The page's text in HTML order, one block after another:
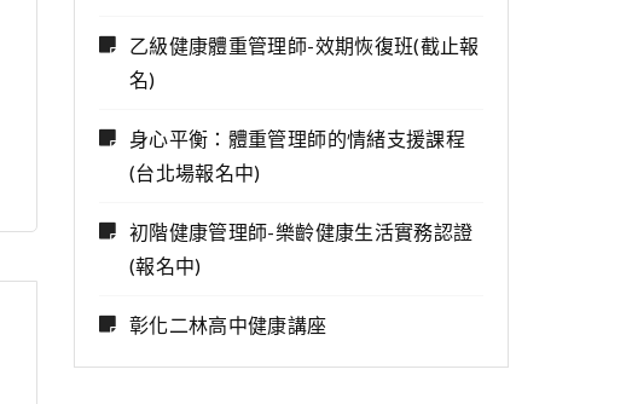
乙級健康體重管理師-效期恢復班(截止報
名)
身心平衡：體重管理師的情緒支援課程
(台北場報名中)
初階健康管理師-樂齡健康生活實務認證
(報名中)
彰化二林高中健康講座